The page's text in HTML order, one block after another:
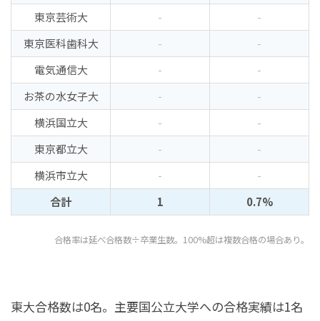
東京芸術大
-
-
東京医科歯科大
-
-
電気通信大
-
-
お茶の水女子大
-
-
横浜国立大
-
-
東京都立大
-
-
横浜市立大
-
-
合計
1 0.7%
合格率は延べ合格数÷卒業生数。100%超は複数合格の場合あり。
東大合格数は0名。主要国公立大学への合格実績は1名